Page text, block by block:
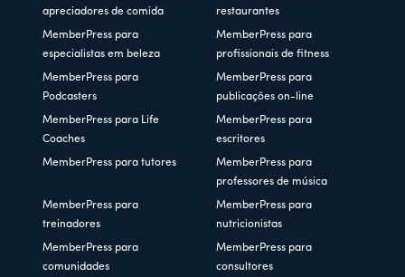
apreciadores de comida
restaurantes
MemberPress para
especialistas em beleza
MemberPress para
profissionais de fitness
MemberPress para
Podcasters
MemberPress para
publicações on-line
MemberPress para Life
Coaches
MemberPress para
escritores
MemberPress para tutores
MemberPress para
professores de música
MemberPress para
treinadores
MemberPress para
nutricionistas
MemberPress para
comunidades
MemberPress para
consultores